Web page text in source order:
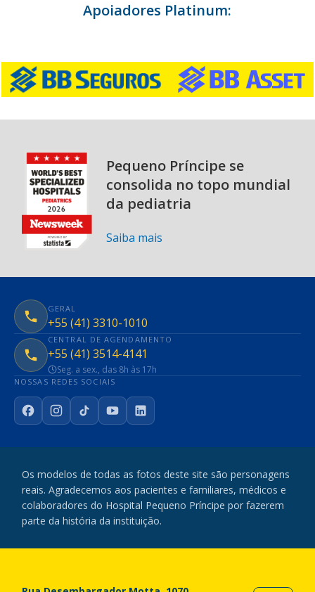
Apoiadores Platinum:
Pequeno Príncipe se
consolida no topo mundial
da pediatria
Saiba mais
GERAL
+55 (41) 3310-1010
CENTRAL DE AGENDAMENTO
+55 (41) 3514-4141
Seg. a sex., das 8h às 17h
NOSSAS REDES SOCIAIS
FacebookInstagram
TikTokYouTubeLinkedIn
Os modelos de todas as fotos deste site são personagens
reais. Agradecemos aos pacientes e familiares, médicos e
colaboradores do Hospital Pequeno Príncipe por fazerem
parte da história da instituição.